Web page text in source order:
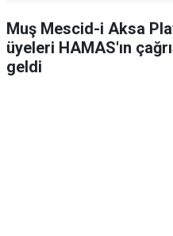
Muş Mescid-i Aksa
üyeleri HAMAS'ın
geldi